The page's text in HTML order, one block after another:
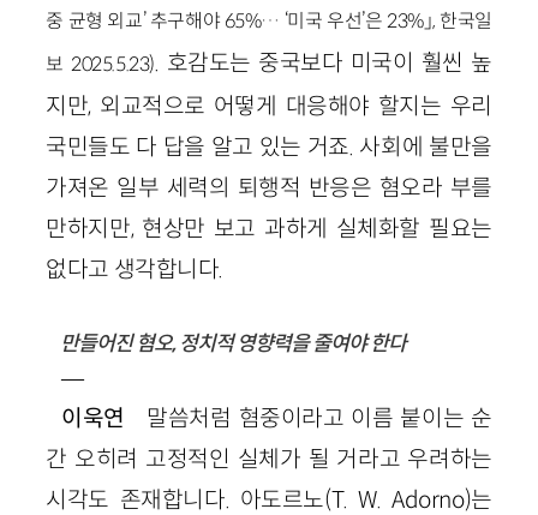
중 균형 외교’ 추구해야 65%… ‘미국 우선’은 23%」, 한국일
보 2025.5.23). 호감도는 중국보다 미국이 훨씬 높
지만, 외교적으로 어떻게 대응해야 할지는 우리
국민들도 다 답을 알고 있는 거죠. 사회에 불만을
가져온 일부 세력의 퇴행적 반응은 혐오라 부를
만하지만, 현상만 보고 과하게 실체화할 필요는
없다고 생각합니다.
만들어진 혐오, 정치적 영향력을 줄여야 한다
—
이욱연 말씀처럼 혐중이라고 이름 붙이는 순
간 오히려 고정적인 실체가 될 거라고 우려하는
시각도 존재합니다. 아도르노(T. W. Adorno)는